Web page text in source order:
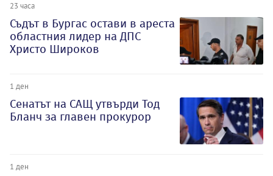
23 часа
Съдът в Бургас остави в ареста
областния лидер на ДПС
Христо Широков
1 ден
Сенатът на САЩ утвърди Тод
Бланч за главен прокурор
1 ден